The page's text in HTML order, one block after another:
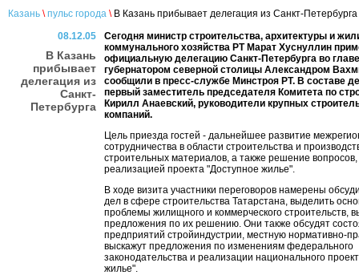
Казань \ пульс города \В Казань прибывает делегация из Санкт-Петербурга
08.12.05
В Казань
прибывает
делегация из
Санкт-
Петербурга
Сегодня министр строительства, архитектуры и
коммунального хозяйства РТ Марат Хуснуллин
официальную делегацию Санкт-Петербурга во
губернатором северной столицы Александром
сообщили в пресс-службе Минстроя РТ. В составе
первый заместитель председателя Комитета по
Кирилл Анаевский, руководители крупных
компаний.
Цель приезда гостей - дальнейшее развитие
сотрудничества в области строительства и
строительных материалов, а также решение
реализацией проекта "Доступное жилье".
В ходе визита участники переговоров намерены
дел в сфере строительства Татарстана, выделить
проблемы жилищного и коммерческого строительств,
предложения по их решению. Они также обсудят
предприятий стройиндустрии, местную нормативно-
выскажут предложения по изменениям федерального
законодательства и реализации национального
жилье".